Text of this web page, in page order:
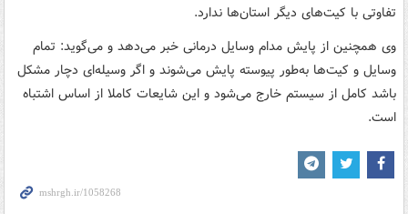
تفاوتی با کیت‌های دیگر استان‌ها ندارد.
وی همچنین از پایش مدام وسایل درمانی خبر می‌دهد و می‌گوید: تمام
وسایل و کیت‌ها به‌طور پیوسته پایش می‌شوند و اگر وسیله‌ای دچار مشکل
باشد کامل از سیستم خارج می‌شود و این شایعات کاملا از اساس اشتباه
است.